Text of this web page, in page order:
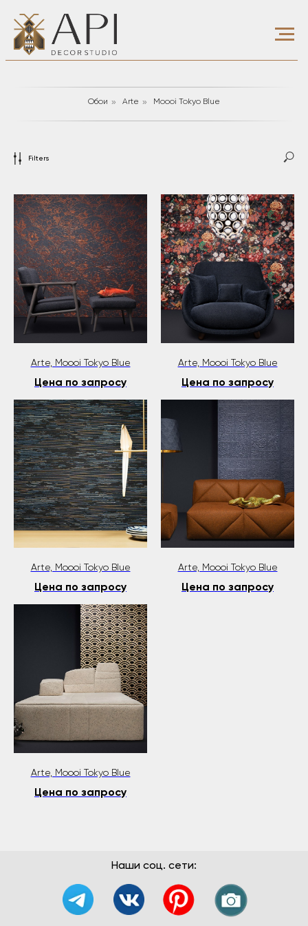
Обои » Arte » Moooi Tokyo Blue
Filters
Arte, Moooi Tokyo Blue
Цена по запросу
Arte, Moooi Tokyo Blue
Цена по запросу
Arte, Moooi Tokyo Blue
Цена по запросу
Arte, Moooi Tokyo Blue
Цена по запросу
Arte, Moooi Tokyo Blue
Цена по запросу
Наши соц. сети: